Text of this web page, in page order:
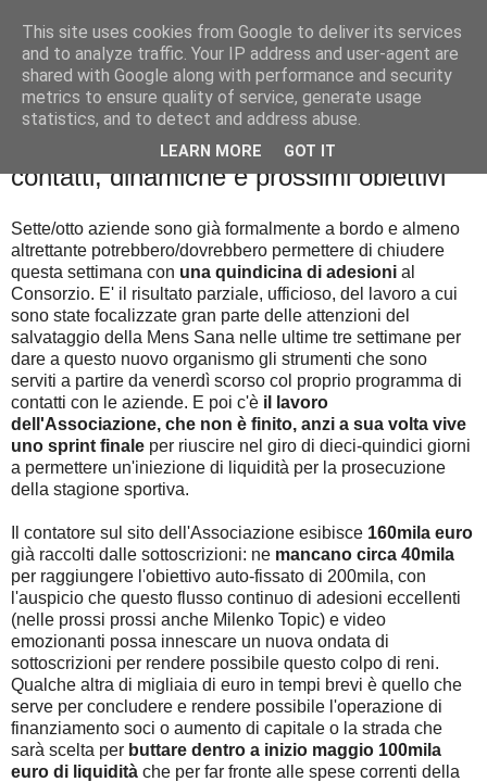
Palla al cerchio
martedì 26 aprile 2016
A che punto è il Consorzio: adesioni,
contatti, dinamiche e prossimi obiettivi
Sette/otto aziende sono già formalmente a bordo e almeno
altrettante potrebbero/dovrebbero permettere di chiudere
questa settimana con una quindicina di adesioni al
Consorzio. E' il risultato parziale, ufficioso, del lavoro a cui
sono state focalizzate gran parte delle attenzioni del
salvataggio della Mens Sana nelle ultime tre settimane per
dare a questo nuovo organismo gli strumenti che sono
serviti a partire da venerdì scorso col proprio programma di
contatti con le aziende. E poi c'è il lavoro
dell'Associazione, che non è finito, anzi a sua volta vive
uno sprint finale per riuscire nel giro di dieci-quindici giorni
a permettere un'iniezione di liquidità per la prosecuzione
della stagione sportiva.
Il contatore sul sito dell'Associazione esibisce 160mila euro
già raccolti dalle sottoscrizioni: ne mancano circa 40mila
per raggiungere l'obiettivo auto-fissato di 200mila, con
l'auspicio che questo flusso continuo di adesioni eccellenti
(nelle prossi prossi anche Milenko Topic) e video
emozionanti possa innescare un nuova ondata di
sottoscrizioni per rendere possibile questo colpo di reni.
Qualche altra di migliaia di euro in tempi brevi è quello che
serve per concludere e rendere possibile l'operazione di
finanziamento soci o aumento di capitale o la strada che
sarà scelta per buttare dentro a inizio maggio 100mila
euro di liquidità che per far fronte alle spese correnti della
This site uses cookies from Google to deliver its services
and to analyze traffic. Your IP address and user-agent are
shared with Google along with performance and security
metrics to ensure quality of service, generate usage
statistics, and to detect and address abuse.
LEARN MORE GOT IT